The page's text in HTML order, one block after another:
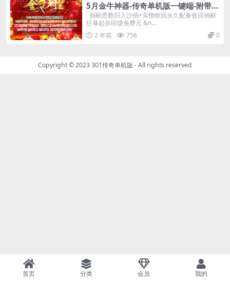
5月金牛神器-传奇单机版一键端-附带强
大GM后台-炫酷光柱-微端传奇！
捐献悉数归入沙捐+实物收回永久配备收回捐献
狂暴起步回馈免费元 &n...
2 年前
756 0
Copyright © 2023301传奇单机版 - All rights reserved
首页 分类 会员 我的